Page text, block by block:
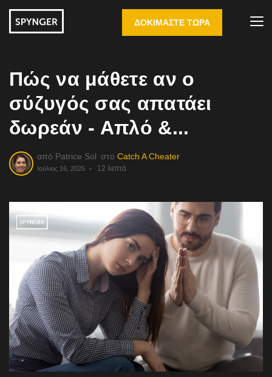
ΔΟΚΙΜΆΣΤΕ ΤΏΡΑ
Πώς να μάθετε αν ο
σύζυγός σας απατάει
δωρεάν - Απλό &...
από Patrice Sol στο Catch A Cheater
Ιούλιος 16, 2025 12 λεπτά